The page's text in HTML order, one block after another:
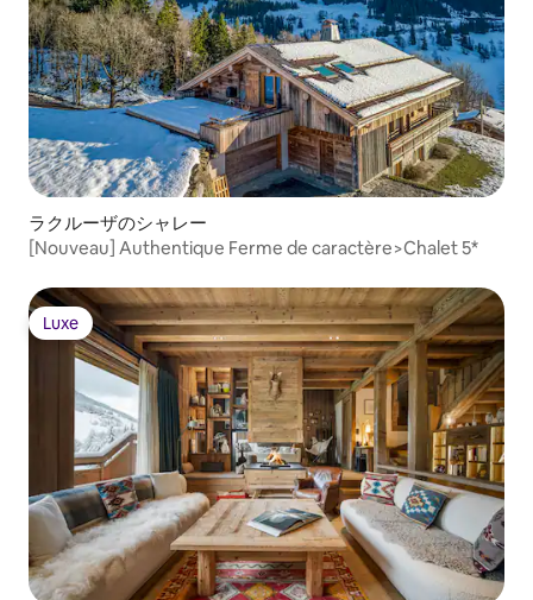
ラクルーザのシャレー
[Nouveau] Authentique Ferme de caractère>Chalet 5*
Luxe
Luxe